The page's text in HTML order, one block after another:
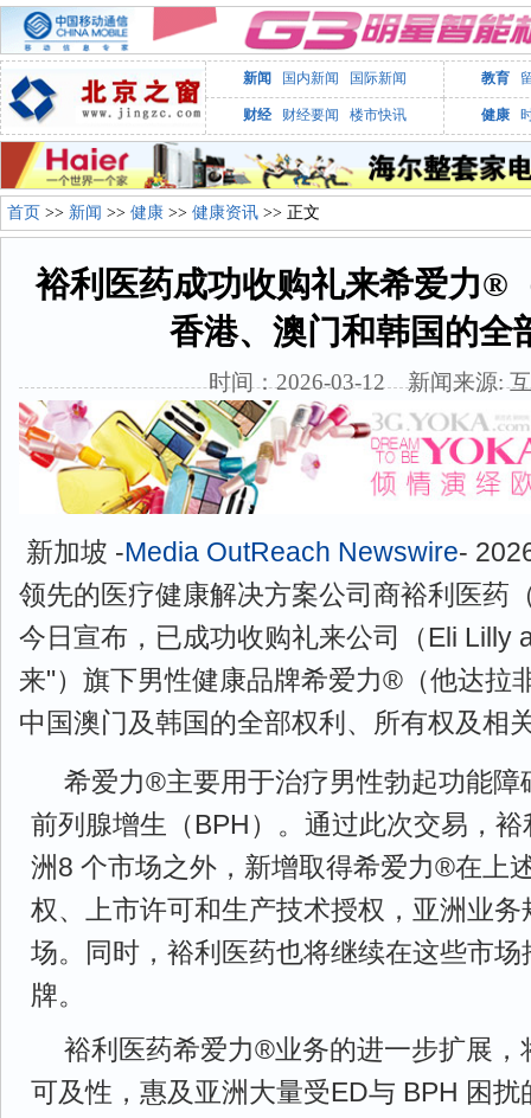
新闻 国内新闻 国际新闻 教育
财经 财经要闻 楼市快讯 健康
首页 >> 新闻 >> 健康 >> 健康资讯 >> 正文
裕利医药成功收购礼来希爱力®
香港、澳门和韩国的全
时间：2026-03-12 新闻来源:
新加坡 -Media OutReach Newswire-
领先的医疗健康解决方案公司商裕利医药
今日宣布，已成功收购礼来公司（Eli Lilly
来"）旗下男性健康品牌希爱力®（他达拉
中国澳门及韩国的全部权利、所有权及相
希爱力®主要用于治疗男性勃起功能障
前列腺增生（BPH）。通过此次交易，
洲8 个市场之外，新增取得希爱力®在上
权、上市许可和生产技术授权，亚洲业
场。同时，裕利医药也将继续在这些市
牌。
裕利医药希爱力®业务的进一步扩展，
可及性，惠及亚洲大量受ED与 BPH 困